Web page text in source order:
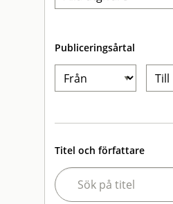
Publiceringsårtal
Titel och författare